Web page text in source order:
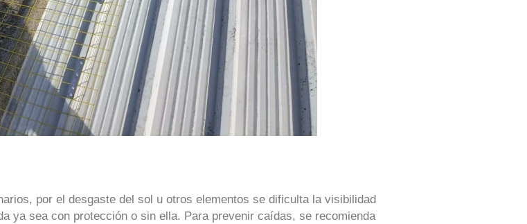
por el desgaste del sol u otros elementos se dificulta la visibilidad
ya sea con protección o sin ella. Para prevenir caídas, se recomienda